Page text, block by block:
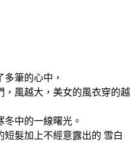
筆的心中，
，風越大，美女的風衣穿的越
中的一線曙光。
髮加上不經意露出的 雪白